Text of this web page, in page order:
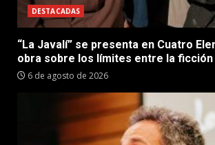
DESTACADAS
“La Javalí” se presenta en Cuatro
obra sobre los límites entre la ficción
6 de agosto de 2026